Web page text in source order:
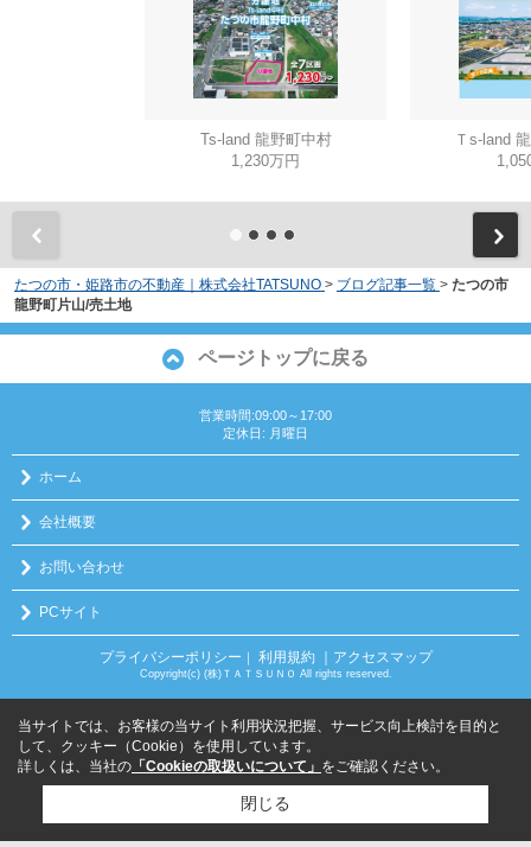
Ts-land 龍野町中村
1,230万円
Ｔs-land
たつの市・姫路市の不動産｜株式会社TATSUNO > ブログ記事一覧 > たつの市
龍野町片山/売土地
ページトップに戻る
営業時間:09:00～17:00
定休日: 月曜日
ホーム
会社概要
お問い合わせ
PCサイト
プライバシーポリシー ｜ 利用規約 ｜アクセスマップ
Copyright(c) (株)ＴＡＴＳＵＮＯ All rights reserved.
当サイトでは、お客様の当サイト利用状況把握、サービス向上検討を目的と
して、クッキー（Cookie）を使用しています。
詳しくは、当社の 「Cookieの取扱いについて」 をご確認ください。
閉じる